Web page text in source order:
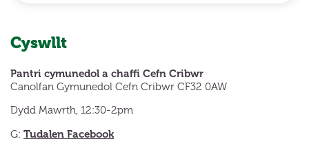
Cyswllt
Pantri cymunedol a chaffi Cefn Cribwr
Canolfan Gymunedol Cefn Cribwr CF32 0AW
Dydd Mawrth, 12:30-2pm
G: Tudalen Facebook